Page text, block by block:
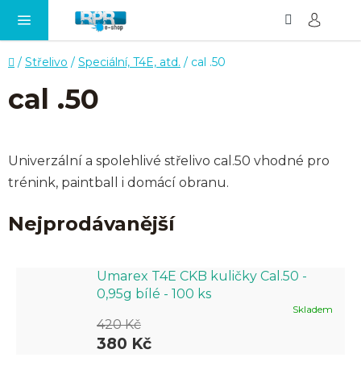
Domů
/ Střelivo / Speciální, T4E, atd. / cal .50
cal .50
Univerzální a spolehlivé střelivo cal.50 vhodné pro
trénink, paintball i domácí obranu.
Nejprodávanější
Umarex T4E CKB kuličky Cal.50 -
0,95g bílé - 100 ks
Skladem
380 Kč
420 Kč